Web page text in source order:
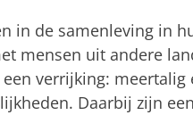
in de samenleving in
mensen uit andere
verrijking:
Daarbij zijn